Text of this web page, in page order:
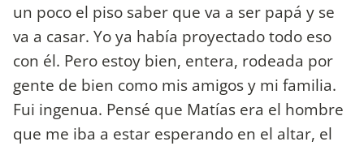
un poco el piso saber que va a ser papá y se
va a casar. Yo ya había proyectado todo eso
con él. Pero estoy bien, entera, rodeada por
gente de bien como mis amigos y mi familia.
Fui ingenua. Pensé que Matías era el hombre
que me iba a estar esperando en el altar, el